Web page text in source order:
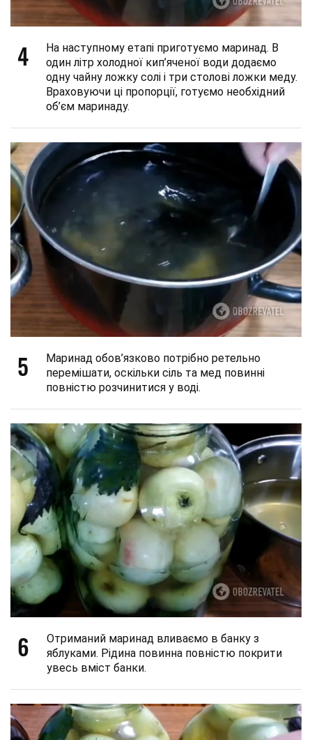
4
На наступному етапі приготуємо маринад. В
один літр холодної кип’яченої води додаємо
одну чайну ложку солі і три столові ложки меду.
Враховуючи ці пропорції, готуємо необхідний
об’єм маринаду.
5
Маринад обов’язково потрібно ретельно
перемішати, оскільки сіль та мед повинні
повністю розчинитися у воді.
6
Отриманий маринад вливаємо в банку з
яблуками. Рідина повинна повністю покрити
увесь вміст банки.